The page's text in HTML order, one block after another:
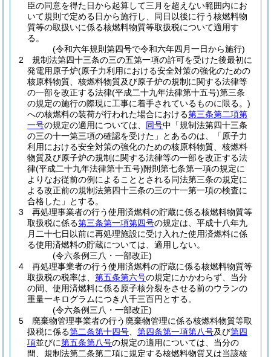
臣の同意を得た日から起算して三月を超えない範囲内にお
いて規則で定める日から施行し、同日以後に行う核燃料物
質等の取扱いに係る核燃料物質等取扱税について適用す
る。
(令和六年規則第四号で令和六年四月一日から施行)
2
規制法第四十三条の三の五第一項の許可を受けた後最初に
発電用原子炉(原子力利用における安全対策の強化のための
核原料物質、核燃料物質及び原子炉の規制に関する法律等
の一部を改正する法律(平成二十九年法律第十五号)第三条
の規定の施行の際現に工事に着手されているものに限る。)
への核燃料の装荷が行われた場合における第三条第二項第
一号の規定の適用については、 同号中「規制法第四十三条
の三の十一第三項の確認を受けた」とあるのは、「原子力
利用における安全対策の強化のための核原料物質、核燃料
物質及び原子炉の規制に関する法律等の一部を改正する法
律(平成二十九年法律第十五号)附則第七条第一項の規定に
よりなお従前の例によることとされる同法第三条の規定に
よる改正前の規制法第四十三条の三の十一第一項の検査に
合格した」とする。
3
再処理事業者の行う使用済燃料の貯蔵に係る核燃料物質等
取扱税に係る第三条第一項第四号の規定は、平成十八年九
月二十七日以前に再処理施設に受け入れた使用済燃料に係
る使用済燃料の貯蔵については、適用しない。
(令六条例三八・一部改正)
4
再処理事業者の行う使用済燃料の貯蔵に係る核燃料物質等
取扱税の税率は、 第五条第六号の規定にかかわらず、当分
の間、使用済燃料に係る原子核分裂をさせる前のウランの
重量一キログラムにつき八千三百円とする。
(令六条例三八・一部改正)
5
廃棄物管理事業者の行う廃棄物管理に係る核燃料物質等取
扱税に係る第二条第十四号 第四条第一項第八号及び第四
項並びに第五条第八号の規定の適用については、当分の
間、規制法第二条第二項に規定する核燃料物質又は当該核